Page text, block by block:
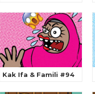
Kak Ifa & Famili #94